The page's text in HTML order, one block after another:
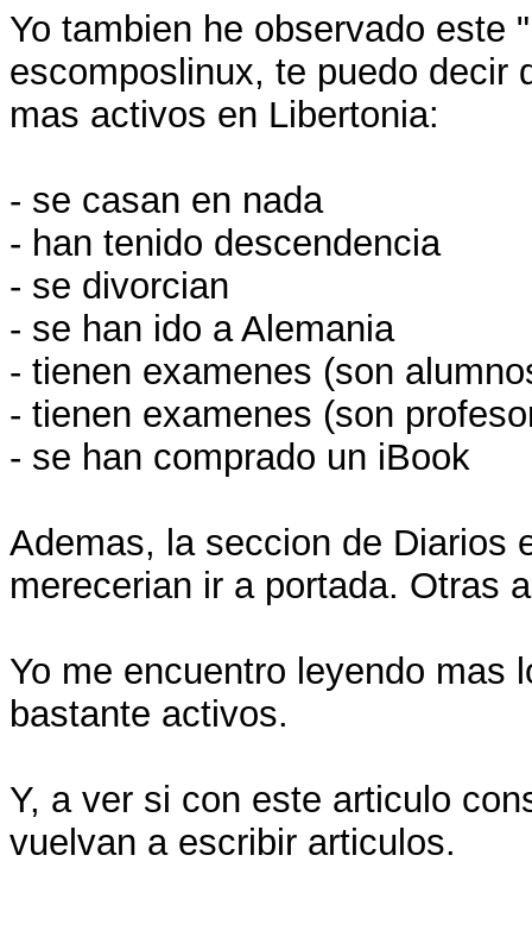
Yo tambien he observado este
escomposlinux, te puedo decir
mas activos en Libertonia:
- se casan en nada
- han tenido descendencia
- se divorcian
- se han ido a Alemania
- tienen examenes (son
- tienen examenes (son
- se han comprado un iBook
Ademas, la seccion de Diarios
merecerian ir a portada. Otras
Yo me encuentro leyendo mas
bastante activos.
Y, a ver si con este articulo
vuelvan a escribir articulos.